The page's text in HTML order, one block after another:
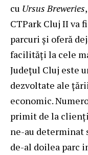
cu Ursus Breweries
CTPark Cluj II va
parcuri și oferă
facilități la cele
Județul Cluj este
dezvoltate ale
economic.
primit de la
ne-au determinat
de-al doilea parc